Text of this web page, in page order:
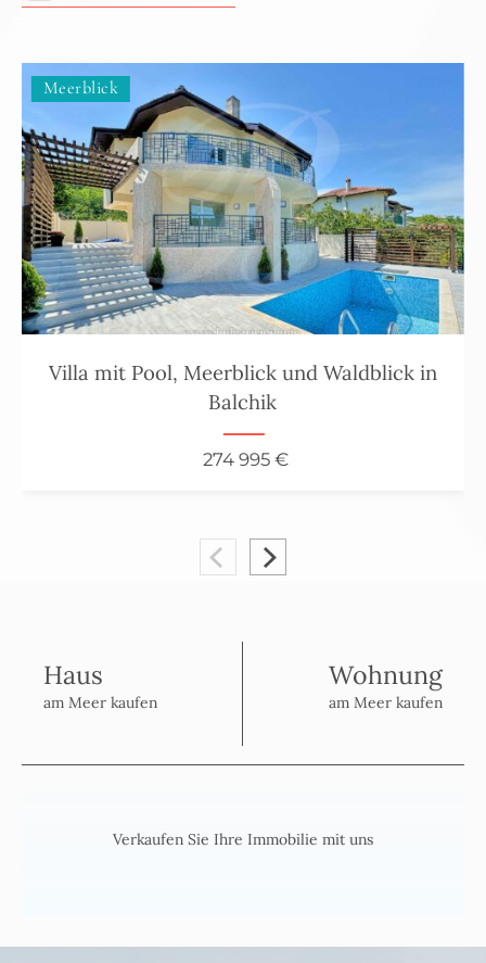
Meerblick
Villa mit Pool, Meerblick und Waldblick in
Balchik
274 995 €
Haus
am Meer kaufen
Wohnung
am Meer kaufen
Verkaufen Sie Ihre Immobilie mit uns